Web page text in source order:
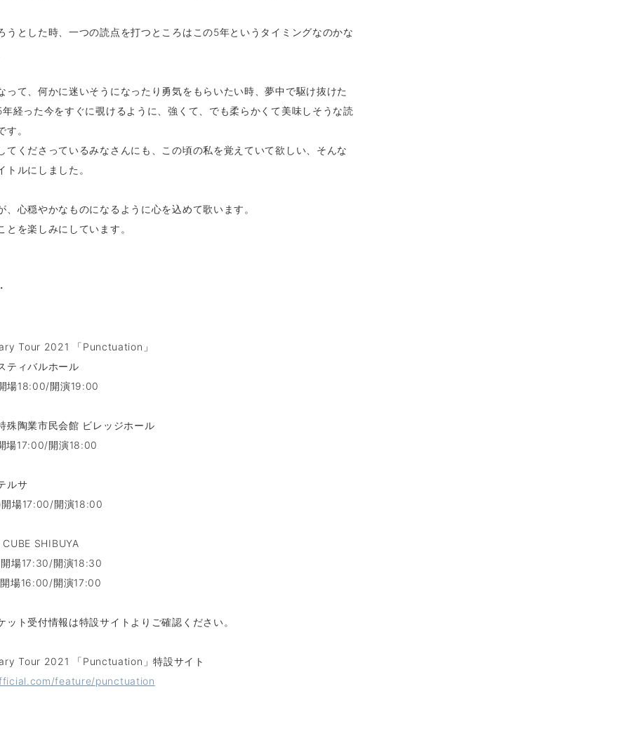
うとした時、一つの読点を打つところはこの5年というタイミングなのかな
って、何かに迷いそうになったり勇気をもらいたい時、夢中で駆け抜けた
経った今をすぐに覗けるように、強くて、でも柔らかくて美味しそうな読
す。
てくださっているみなさんにも、この頃の私を覚えていて欲しい、そんな
トルにしました。
、心穏やかなものになるように心を込めて歌います。
とを楽しみにしています。
Tour 2021 「Punctuation」
ティバルホール
場18:00/開演19:00
殊陶業市⺠会館 ビレッジホール
場17:00/開演18:00
ルサ
場17:00/開演18:00
CUBE SHIBUYA
場17:30/開演18:30
場16:00/開演17:00
ット受付情報は特設サイトよりご確認ください。
Tour 2021 「Punctuation」特設サイト
feature/punctuation